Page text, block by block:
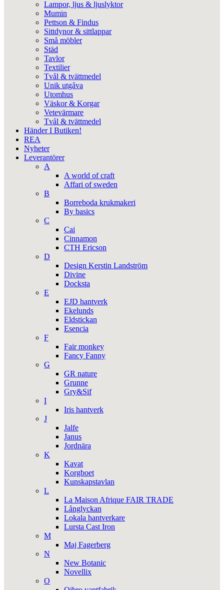
Lampor, ljus & ljuslyktor
Mumin
Pettson & Findus
Sittdynor & sittlappar
Små möbler
Städ
Tavlor
Textilier
Tvål & tvättmedel
Unik utgåva
Utomhus
Väskor & Korgar
Vetevärmare
Tvål & tvättmedel
Händer I Butiken!
REA
Nyheter
Leverantörer
A
A world of craft
Affari of sweden
B
Borreboda krukmakeri
By basics
C
Cai
Cinnamon
CTH Ericson
D
Design Kerstin Landström
Divine
Docksta
E
EJD hantverk
Ekelunds
Eldstickan
Esencia
F
Fair monkey
Fancy Fanny
G
GR nature
Grunne
Gry&Sif
I
Iris hantverk
J
Jalfe
Janus
Jordnära
K
Kavat
Korgboet
Kunskapstavlan
L
La Maison Afrique FAIR TRADE
Långlyckan
Lokala hantverkare
Lursta Cast Iron
M
Maj Fagerberg
N
New Botanic
Novellix
O